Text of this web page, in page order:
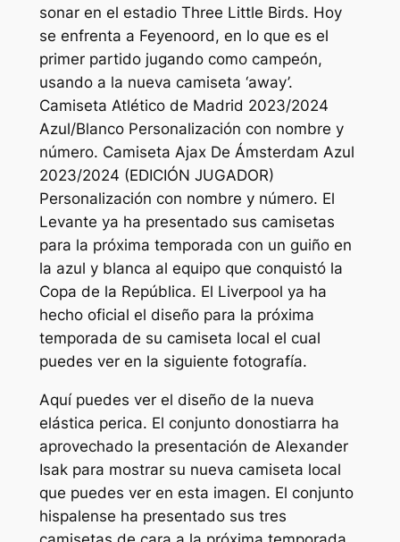
sonar en el estadio Three Little Birds. Hoy
se enfrenta a Feyenoord, en lo que es el
primer partido jugando como campeón,
usando a la nueva camiseta ‘away’.
Camiseta Atlético de Madrid 2023/2024
Azul/Blanco Personalización con nombre y
número. Camiseta Ajax De Ámsterdam Azul
2023/2024 (EDICIÓN JUGADOR)
Personalización con nombre y número. El
Levante ya ha presentado sus camisetas
para la próxima temporada con un guiño en
la azul y blanca al equipo que conquistó la
Copa de la República. El Liverpool ya ha
hecho oficial el diseño para la próxima
temporada de su camiseta local el cual
puedes ver en la siguiente fotografía.
Aquí puedes ver el diseño de la nueva
elástica perica. El conjunto donostiarra ha
aprovechado la presentación de Alexander
Isak para mostrar su nueva camiseta local
que puedes ver en esta imagen. El conjunto
hispalense ha presentado sus tres